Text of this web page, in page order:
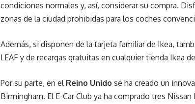
condiciones normales y, así, considerar su compra.
zonas de la ciudad prohibidas para los coches
Además, si disponen de la tarjeta familiar de Ikea,
LEAF y de recargas gratuitas en cualquier tienda Ikea
Por su parte, en el Reino Unido se ha creado un
Birmingham. El E-Car Club ya ha comprado tres